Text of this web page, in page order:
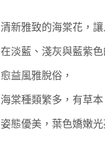
清新雅致的海棠花，讓
在淡藍、淺灰與藍紫色
愈益風雅脫俗，
海棠種類繁多，有草本
姿態優美，葉色嬌嫩光